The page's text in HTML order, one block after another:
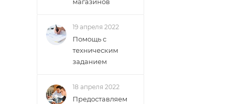
19 апреля 2022
Помощь с
техническим
заданием
18 апреля 2022
Предоставляем